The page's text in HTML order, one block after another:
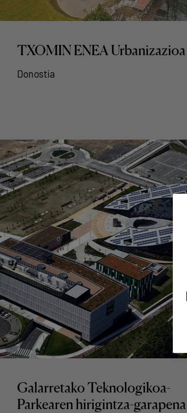
TXOMIN ENEA Urbanizazioa
Donostia
Galarretako Teknologikoa-
Parkearen hirigintza-garapena